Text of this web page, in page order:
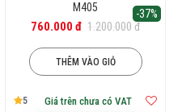
M405
760.000 đ 1.200.000 đ
-37%
THÊM VÀO GIỎ
5
Giá trên chưa có VAT